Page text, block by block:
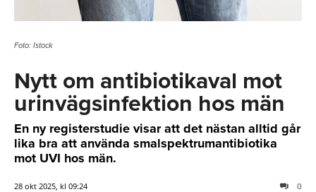
Foto: Istock
Nytt om antibiotikaval mot
urinvägsinfektion hos män
En ny registerstudie visar att det nästan alltid går
lika bra att använda smalspektrumantibiotika
mot UVI hos män.
28 okt 2025, kl 09:24 0